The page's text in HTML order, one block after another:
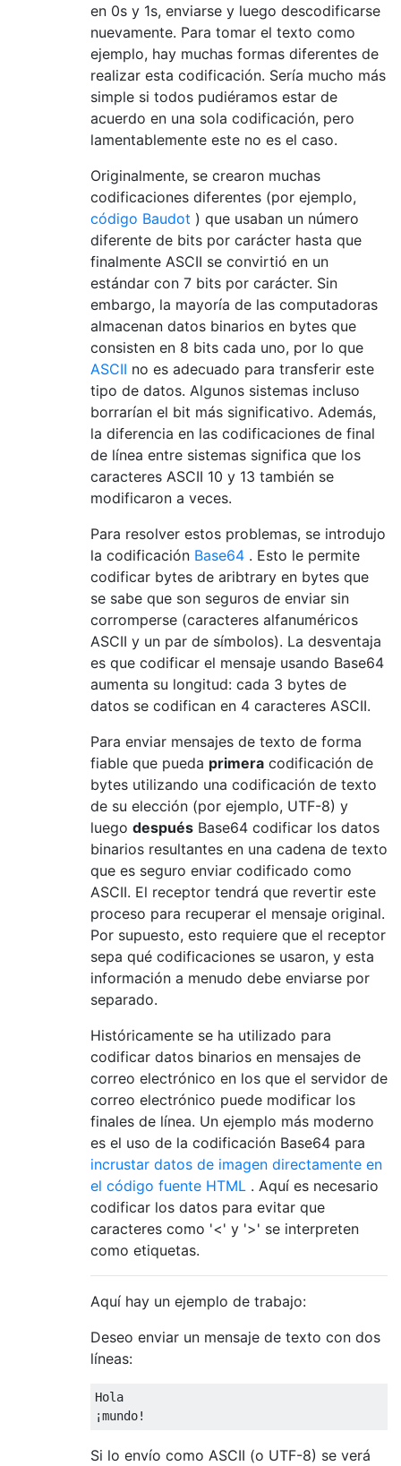
en 0s y 1s, enviarse y luego descodificarse
nuevamente. Para tomar el texto como
ejemplo, hay muchas formas diferentes de
realizar esta codificación. Sería mucho más
simple si todos pudiéramos estar de
acuerdo en una sola codificación, pero
lamentablemente este no es el caso.
Originalmente, se crearon muchas
codificaciones diferentes (por ejemplo,
código Baudot ) que usaban un número
diferente de bits por carácter hasta que
finalmente ASCII se convirtió en un
estándar con 7 bits por carácter. Sin
embargo, la mayoría de las computadoras
almacenan datos binarios en bytes que
consisten en 8 bits cada uno, por lo que
ASCII no es adecuado para transferir este
tipo de datos. Algunos sistemas incluso
borrarían el bit más significativo. Además,
la diferencia en las codificaciones de final
de línea entre sistemas significa que los
caracteres ASCII 10 y 13 también se
modificaron a veces.
Para resolver estos problemas, se introdujo
la codificación Base64 . Esto le permite
codificar bytes de aribtrary en bytes que
se sabe que son seguros de enviar sin
corromperse (caracteres alfanuméricos
ASCII y un par de símbolos). La desventaja
es que codificar el mensaje usando Base64
aumenta su longitud: cada 3 bytes de
datos se codifican en 4 caracteres ASCII.
Para enviar mensajes de texto de forma
fiable que pueda primera codificación de
bytes utilizando una codificación de texto
de su elección (por ejemplo, UTF-8) y
luego después Base64 codificar los datos
binarios resultantes en una cadena de texto
que es seguro enviar codificado como
ASCII. El receptor tendrá que revertir este
proceso para recuperar el mensaje original.
Por supuesto, esto requiere que el receptor
sepa qué codificaciones se usaron, y esta
información a menudo debe enviarse por
separado.
Históricamente se ha utilizado para
codificar datos binarios en mensajes de
correo electrónico en los que el servidor de
correo electrónico puede modificar los
finales de línea. Un ejemplo más moderno
es el uso de la codificación Base64 para
incrustar datos de imagen directamente en
el código fuente HTML . Aquí es necesario
codificar los datos para evitar que
caracteres como '<' y '>' se interpreten
como etiquetas.
Aquí hay un ejemplo de trabajo:
Deseo enviar un mensaje de texto con dos
líneas:
Hola
Si lo envío como ASCII (o UTF-8) se verá